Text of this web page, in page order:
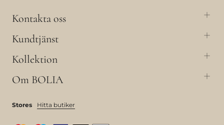
Kontakta oss
Kundtjänst
Kollektion
Om BOLIA
Stores Hitta butiker